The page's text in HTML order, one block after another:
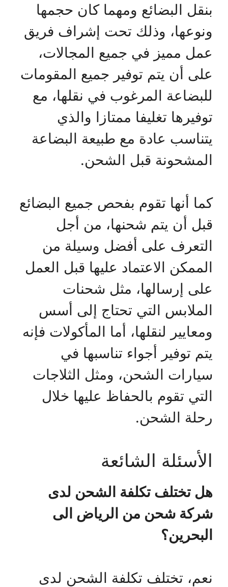
بنقل البضائع ومهما كان حجمها
ونوعها، وذلك تحت إشراف فريق
عمل مميز في جميع المجالات،
على أن يتم توفير جميع المقومات
للبضاعة المرغوب في نقلها، مع
توفيرها تغليفا ممتازا والذي
يتناسب عادة مع طبيعة البضاعة
المشحونة قبل الشحن.
كما أنها تقوم بفحص جميع البضائع
قبل أن يتم شحنها، من أجل
التعرف على أفضل وسيلة من
الممكن الاعتماد عليها قبل العمل
على إرسالها، مثل شحنات
الملابس التي تحتاج إلى أسس
ومعايير لنقلها، أما المأكولات فإنه
يتم توفير أجواء تناسبها في
سيارات الشحن، ومثل الثلاجات
التي تقوم بالحفاظ عليها خلال
رحلة الشحن.
الأسئلة الشائعة
هل تختلف تكلفة الشحن لدى
شركة شحن من الرياض الى
البحرين؟
نعم، تختلف تكلفة الشحن لدى